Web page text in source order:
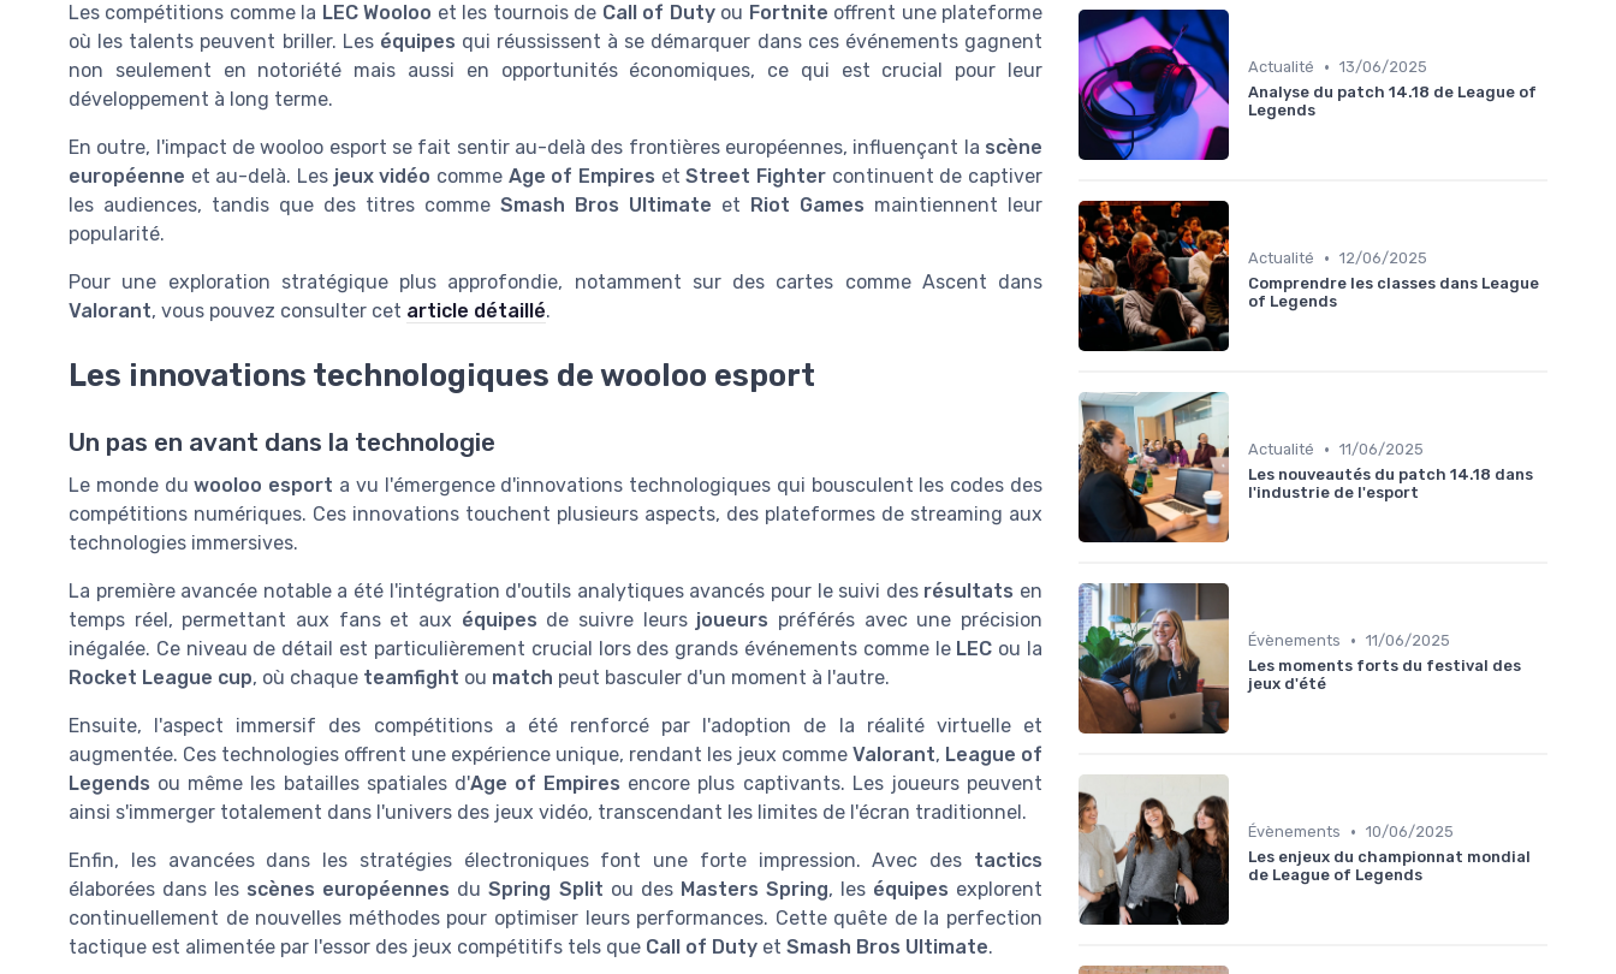
Les compétitions comme la LEC Wooloo et les tournois de Call of Dutyou Fortnite offrent une plateforme
où les talents peuvent briller. Les équipes qui réussissent à se démarquer dans ces événements gagnent
non seulement en notoriété mais aussi en opportunités économiques, ce qui est crucial pour leur
développement à long terme.
En outre, l'impact de wooloo esport se fait sentir au-delà des frontières européennes, influençant la scène
européenne et au-delà. Les jeux vidéo comme Age of Empires etStreet Fighter continuent de captiver
les audiences, tandis que des titres comme Smash Bros Ultimate et Riot Games maintiennent leur
popularité.
Pour une exploration stratégique plus approfondie, notamment sur des cartes comme Ascent dans
Valorant, vous pouvez consulter cet article détaillé.
Les innovations technologiques de wooloo esport
Un pas en avant dans la technologie
Le monde duwooloo esport a vu l'émergence d'innovations technologiques qui bousculent les codes des
compétitions numériques. Ces innovations touchent plusieurs aspects, des plateformes de streaming aux
technologies immersives.
La première avancée notable a été l'intégration d'outils analytiques avancés pour le suivi des résultats en
temps réel, permettant aux fans et aux équipes de suivre leurs joueurs préférés avec une précision
inégalée. Ce niveau de détail est particulièrement crucial lors des grands événements comme le LEC ou la
Rocket League cup, où chaque teamfight ou match peut basculer d'un moment à l'autre.
Ensuite, l'aspect immersif des compétitions a été renforcé par l'adoption de la réalité virtuelle et
augmentée. Ces technologies offrent une expérience unique, rendant les jeux comme Valorant, League of
Legends ou même les batailles spatiales d'Age of Empires encore plus captivants. Les joueurs peuvent
ainsi s'immerger totalement dans l'univers des jeux vidéo, transcendant les limites de l'écran traditionnel.
Enfin, les avancées dans les stratégies électroniques font une forte impression. Avec des tactics
élaborées dans les scènes européennes duSpring Split ou des Masters Spring, les équipes explorent
continuellement de nouvelles méthodes pour optimiser leurs performances. Cette quête de la perfection
tactique est alimentée par l'essor des jeux compétitifs tels que Call of Duty et Smash Bros Ultimate.
Actualité • 13/06/2025
Analyse du patch 14.18 de League of
Legends
Actualité • 12/06/2025
Comprendre les classes dans League
of Legends
Actualité • 11/06/2025
Les nouveautés du patch 14.18 dans
l'industrie de l'esport
Évènements • 11/06/2025
Les moments forts du festival des
jeux d'été
Évènements • 10/06/2025
Les enjeux du championnat mondial
de League of Legends